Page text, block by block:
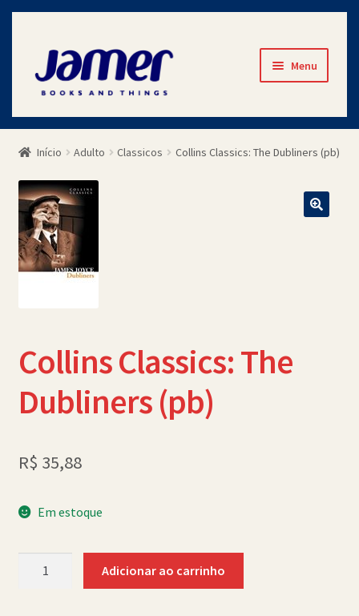
Pular
para
navegação
Pular
para
conteúdo
Menu
Início
Avaliações
Cart
Checkout
Política de Cookies (BR)
Quem Somos
SCHOLASTICBOOKCLUB
Início Adulto Classicos Collins Classics: The Dubliners (pb)
Collins Classics: The
Dubliners (pb)
R$ 35,88
Em estoque
Adicionar ao carrinho